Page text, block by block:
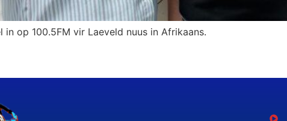
in op 100.5FM vir Laeveld nuus in Afrikaans.